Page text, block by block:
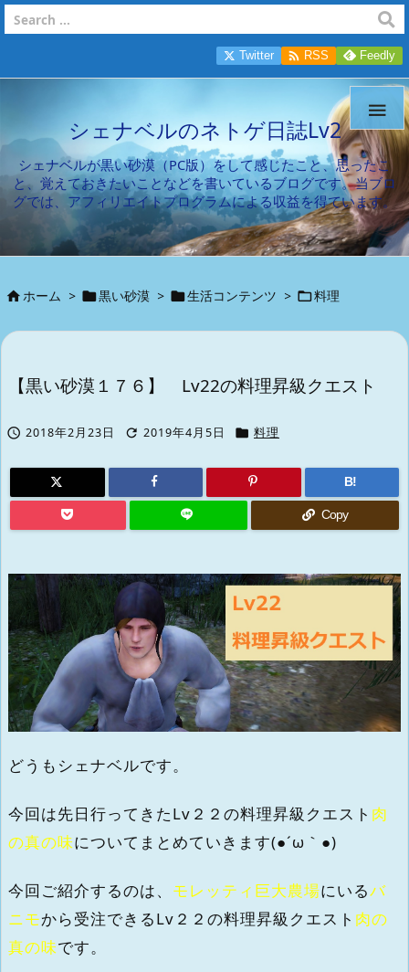
シェナベルのネトゲ日誌Lv2
シェナベルが黒い砂漠（PC版）をして感じたこと、思ったこ
と、覚えておきたいことなどを書いているブログです。当ブロ
グでは、アフィリエイトプログラムによる収益を得ています。

Twitter  RSS Feedly
ホーム > 黒い砂漠 > 生活コンテンツ > 料理
【黒い砂漠１７６】 Lv22の料理昇級クエスト
 2018年2月23日  2019年4月5日  料理
B!
Copy
どうもシェナベルです。
今回は先日行ってきたLv２２の料理昇級クエスト 肉
の真の味についてまとめていきます(●´ω｀●)
今回ご紹介するのは、 モレッティ巨大農場にいるバ
ニモから受注できるLv２２の料理昇級クエスト 肉の
真の味です。